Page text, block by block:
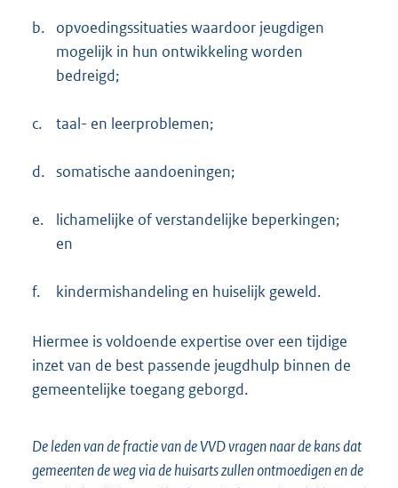
b.
opvoedingssituaties waardoor jeugdigen
mogelijk in hun ontwikkeling worden
bedreigd;
c. taal- en leerproblemen;
d. somatische aandoeningen;
e.
lichamelijke of verstandelijke beperkingen;
en
f. kindermishandeling en huiselijk geweld.
Hiermee is voldoende expertise over een tijdige
inzet van de best passende jeugdhulp binnen de
gemeentelijke toegang geborgd.
De leden van de fractie van de VVD vragen naar de kans dat
gemeenten de weg via de huisarts zullen ontmoedigen en de